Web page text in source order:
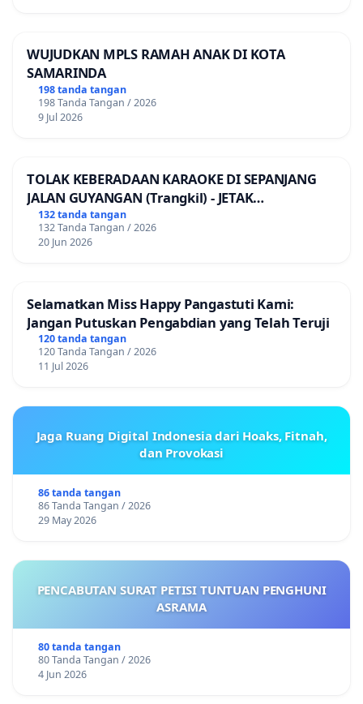
WUJUDKAN MPLS RAMAH ANAK DI KOTA
SAMARINDA
198 tanda tangan
198 Tanda Tangan / 2026
9 Jul 2026
TOLAK KEBERADAAN KARAOKE DI SEPANJANG
JALAN GUYANGAN (Trangkil) - JETAK
(Wedarijaksa) Kab. PATI
132 tanda tangan
132 Tanda Tangan / 2026
20 Jun 2026
Selamatkan Miss Happy Pangastuti Kami:
Jangan Putuskan Pengabdian yang Telah Teruji
120 tanda tangan
120 Tanda Tangan / 2026
11 Jul 2026
Jaga Ruang Digital Indonesia dari Hoaks, Fitnah,
dan Provokasi
86 tanda tangan
86 Tanda Tangan / 2026
29 May 2026
PENCABUTAN SURAT PETISI TUNTUAN PENGHUNI
ASRAMA
80 tanda tangan
80 Tanda Tangan / 2026
4 Jun 2026